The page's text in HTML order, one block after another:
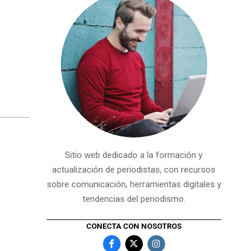
Sitio web dedicado a la formación y
actualización de periodistas, con recursos
sobre comunicación, herramientas digitales y
tendencias del periodismo.
CONECTA CON NOSOTROS